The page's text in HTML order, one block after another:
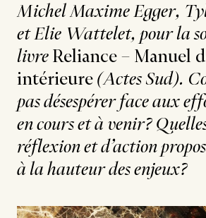
Michel Maxime Egger,
et Elie Wattelet, pour la
livre Reliance – Manuel
intérieure (Actes Sud).
pas désespérer face aux
en cours et à venir?
réflexion et d’action
à la hauteur des enjeux?